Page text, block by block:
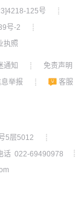
125号
┊
号-2
┊
执照
通知 ┊
免责声明
举报 ┊
客服
5层5012
┊
话 022-69490978
┊